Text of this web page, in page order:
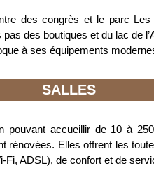
des congrès et le parc
des boutiques et du lac de
à ses équipements
SALLES
pouvant accueillir de 10 à
rénovées. Elles offrent les
Fi, ADSL), de confort et de